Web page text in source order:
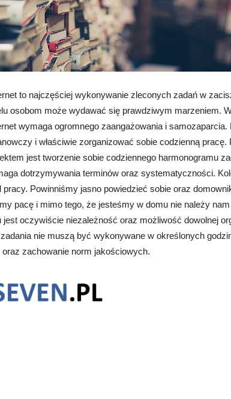
to najczęściej wykonywanie zleconych zadań w
osobom może wydawać się prawdziwym marzeniem.
wymaga ogromnego zaangażowania i
i właściwie zorganizować sobie codzienną pracę.
jest tworzenie sobie codziennego harmonogramu
dotrzymywania terminów oraz systematyczności.
Powinniśmy jasno powiedzieć sobie oraz
pacę i mimo tego, że jesteśmy w domu nie należy
jest oczywiście niezależność oraz możliwość dowolnej
nie muszą być wykonywane w określonych
zachowanie norm jakościowych.